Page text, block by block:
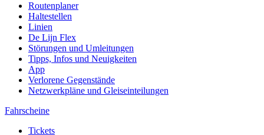
Routenplaner
Haltestellen
Linien
De Lijn Flex
Störungen und Umleitungen
Tipps, Infos und Neuigkeiten
App
Verlorene Gegenstände
Netzwerkpläne und Gleiseinteilungen
Fahrscheine
Tickets